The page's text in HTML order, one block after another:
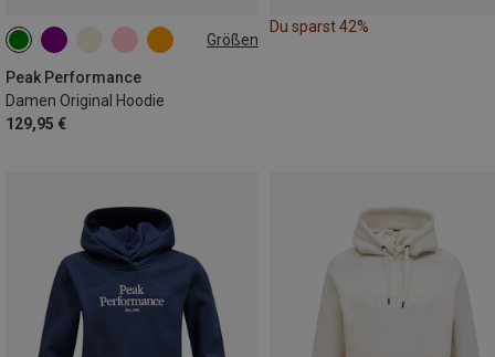
Größen
Peak Performance
Damen Original Hoodie
129,95 €
XS S
Du sparst 42%